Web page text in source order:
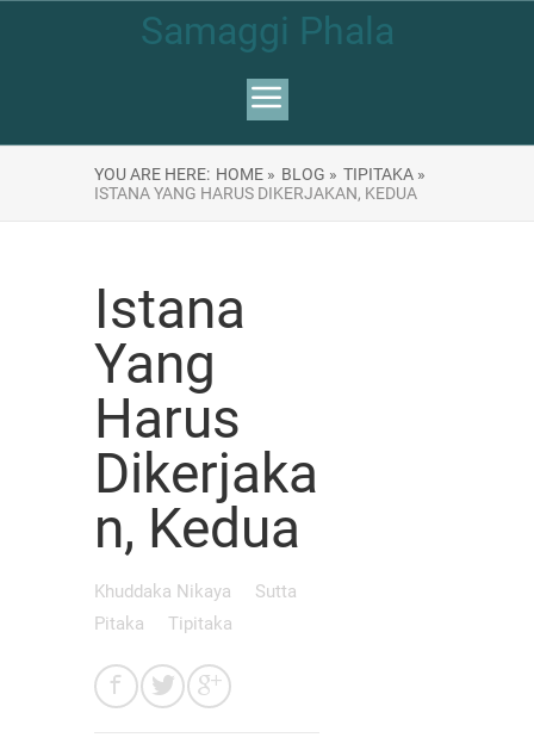
Samaggi Phala
YOU ARE HERE: HOME » BLOG » TIPITAKA »
ISTANA YANG HARUS DIKERJAKAN, KEDUA
Istana
Yang
Harus
Dikerjaka
n, Kedua
Khuddaka Nikaya
Sutta
Pitaka
Tipitaka